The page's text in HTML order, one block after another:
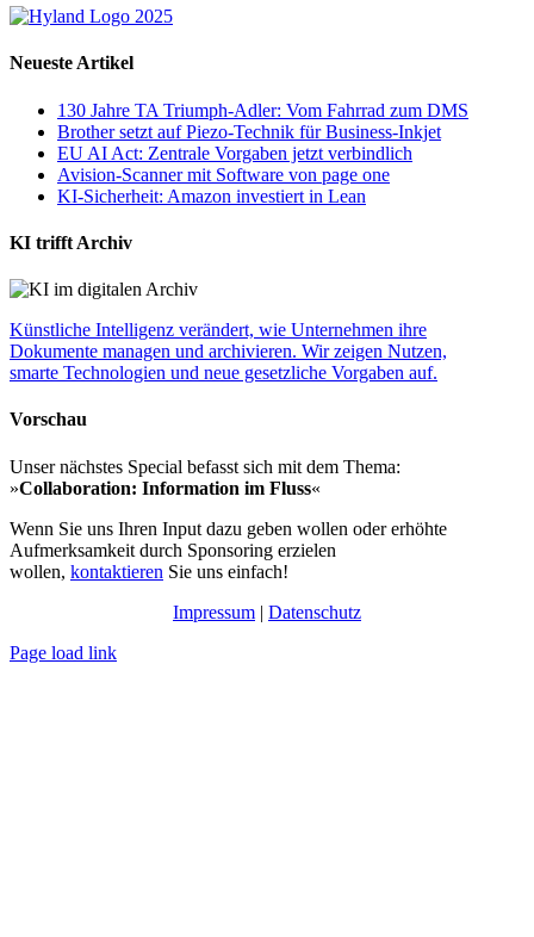
Neueste Artikel
130 Jahre TA Triumph-Adler: Vom Fahrrad zum DMS
Brother setzt auf Piezo-Technik für Business-Inkjet
EU AI Act: Zentrale Vorgaben jetzt verbindlich
Avision-Scanner mit Software von page one
KI-Sicherheit: Amazon investiert in Lean
KI trifft Archiv
Künstliche Intelligenz verändert, wie Unternehmen ihre
Dokumente managen und archivieren. Wir zeigen Nutzen,
smarte Technologien und neue gesetzliche Vorgaben auf.
Vorschau
Unser nächstes Special befasst sich mit dem Thema:
»Collaboration: Information im Fluss«
Wenn Sie uns Ihren Input dazu geben wollen oder erhöhte
Aufmerksamkeit durch Sponsoring erzielen
wollen, kontaktieren Sie uns einfach!
Impressum | Datenschutz
Page load link